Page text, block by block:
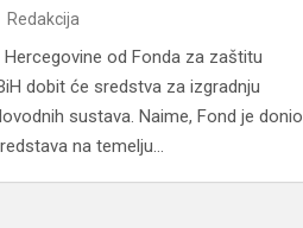
Redakcija
od Fonda za zaštitu
dobit će sredstva za izgradnju
sustava. Naime, Fond je donio
na temelju…